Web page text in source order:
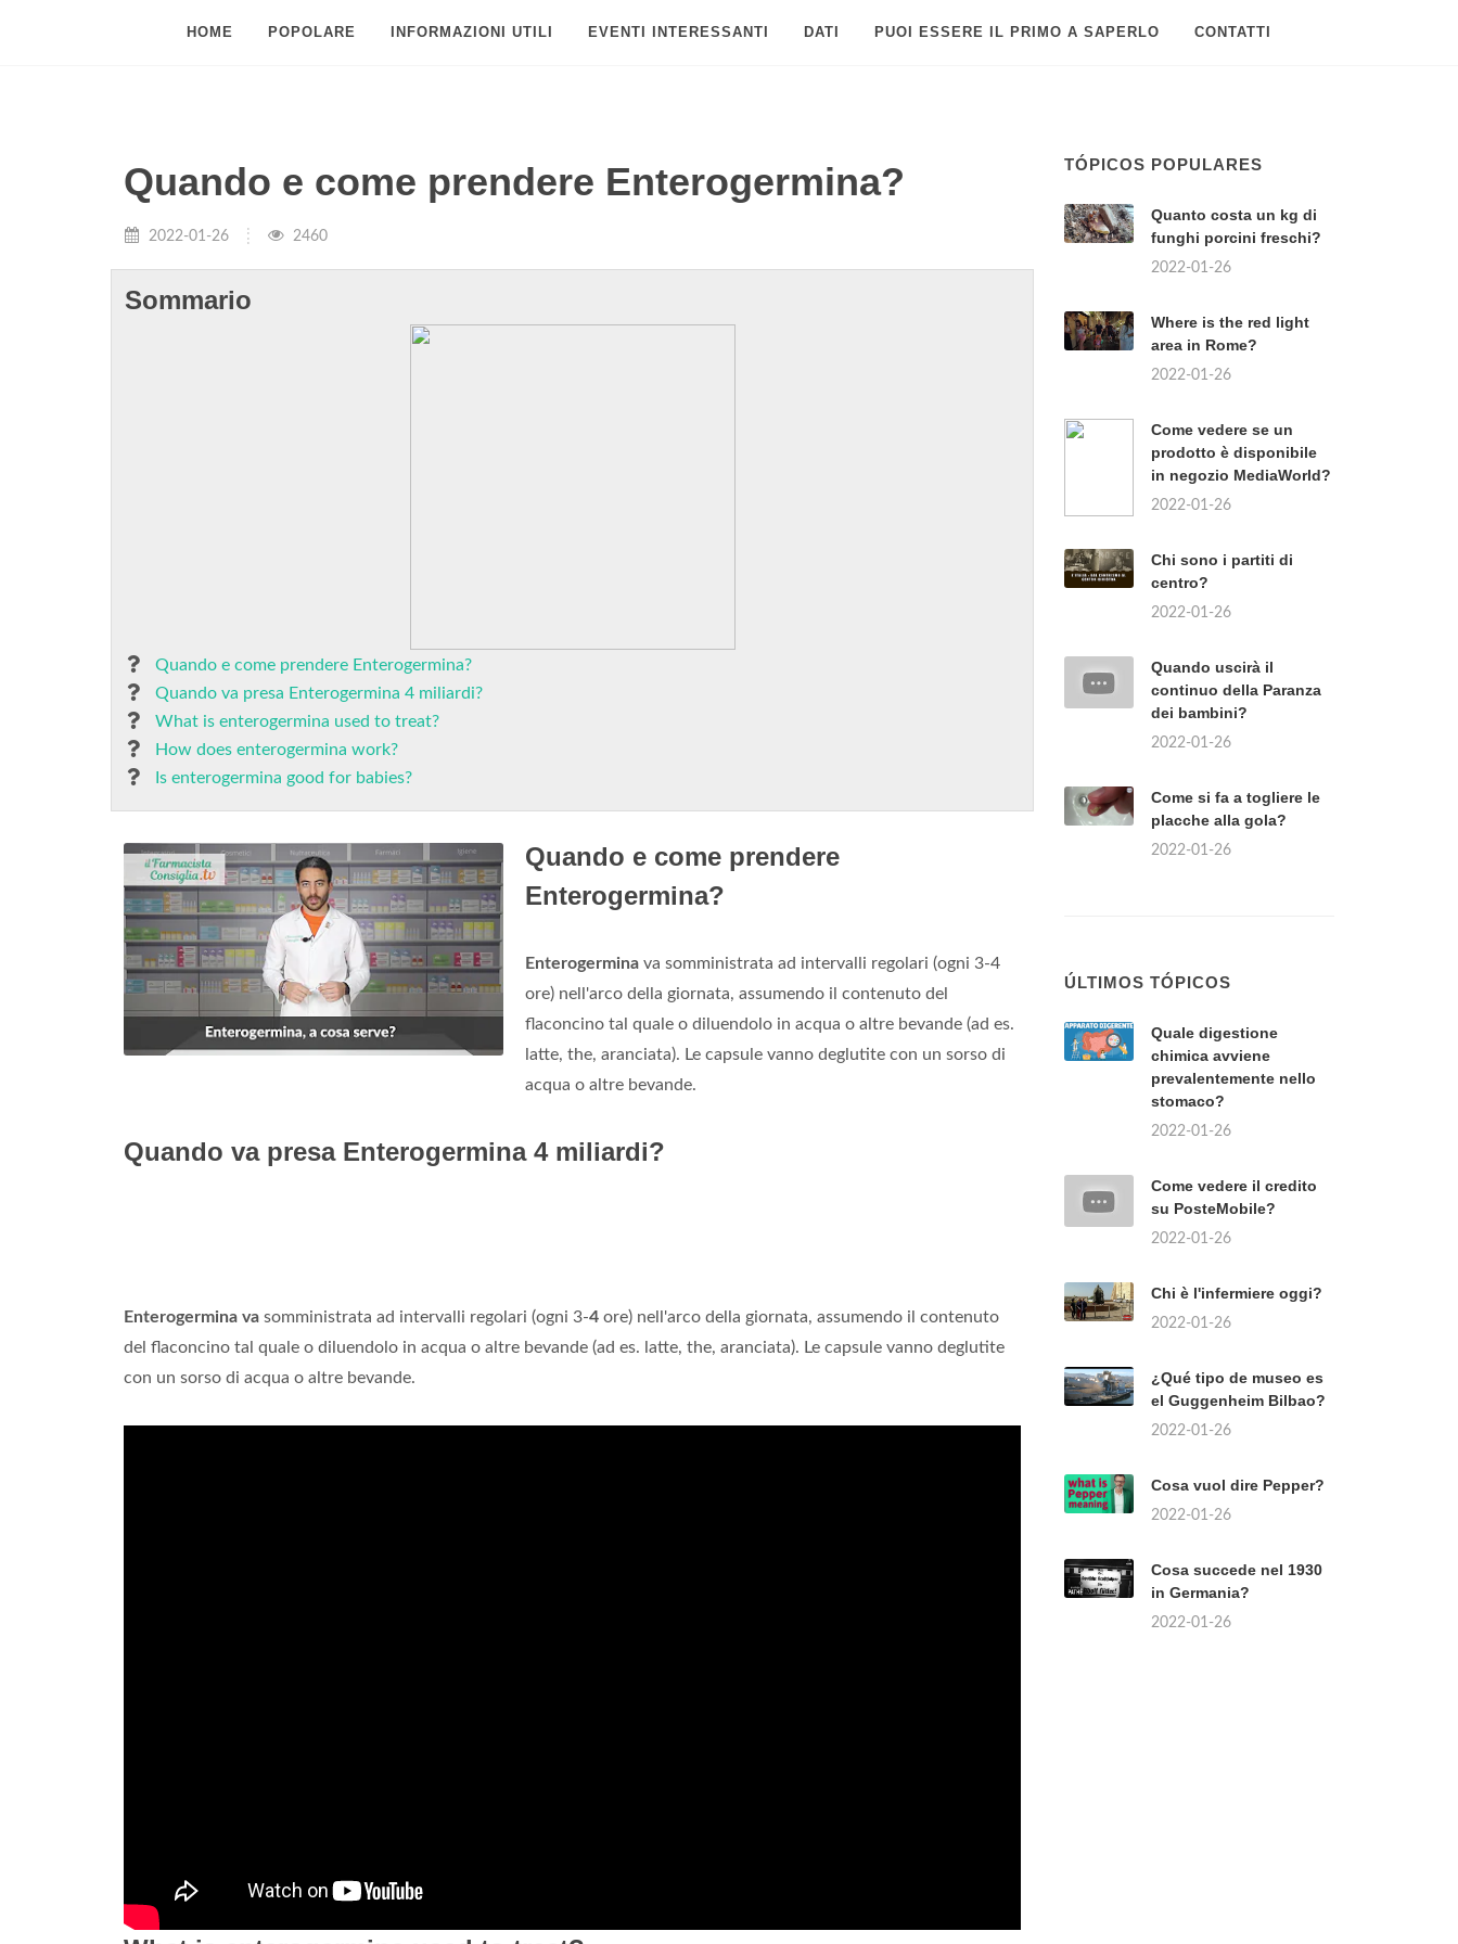
HOME POPOLARE INFORMAZIONI UTILI EVENTI INTERESSANTI DATI PUOI ESSERE IL PRIMO A SAPERLO CONTATTI
Quando e come prendere Enterogermina?
2022-01-26 2460
Sommario
Quando e come prendere Enterogermina?
Quando va presa Enterogermina 4 miliardi?
What is enterogermina used to treat?
How does enterogermina work?
Is enterogermina good for babies?
Quando e come prendere
Enterogermina?
Enterogermina va somministrata ad intervalli regolari (ogni 3-4
ore) nell'arco della giornata, assumendo il contenuto del
flaconcino tal quale o diluendolo in acqua o altre bevande (ad es.
latte, the, aranciata). Le capsule vanno deglutite con un sorso di
acqua o altre bevande.
Quando va presa Enterogermina 4 miliardi?
Enterogermina va somministrata ad intervalli regolari (ogni 3-4 ore) nell'arco della giornata, assumendo il contenuto
del flaconcino tal quale o diluendolo in acqua o altre bevande (ad es. latte, the, aranciata). Le capsule vanno deglutite
con un sorso di acqua o altre bevande.
TÓPICOS POPULARES
Quanto costa un kg di
funghi porcini freschi?
2022-01-26
Where is the red light
area in Rome?
2022-01-26
Come vedere se un
prodotto è disponibile
in negozio MediaWorld?
2022-01-26
Chi sono i partiti di
centro?
2022-01-26
Quando uscirà il
continuo della Paranza
dei bambini?
2022-01-26
Come si fa a togliere le
placche alla gola?
2022-01-26
ÚLTIMOS TÓPICOS
Quale digestione
chimica avviene
prevalentemente nello
stomaco?
2022-01-26
Come vedere il credito
su PosteMobile?
2022-01-26
Chi è l'infermiere oggi?
2022-01-26
¿Qué tipo de museo es
el Guggenheim Bilbao?
2022-01-26
Cosa vuol dire Pepper?
2022-01-26
Cosa succede nel 1930
in Germania?
2022-01-26